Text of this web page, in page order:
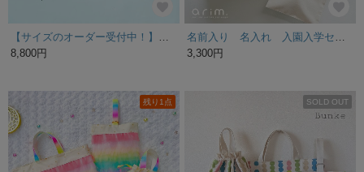
8,800円
3,300円
残り1点 SOLD OUT